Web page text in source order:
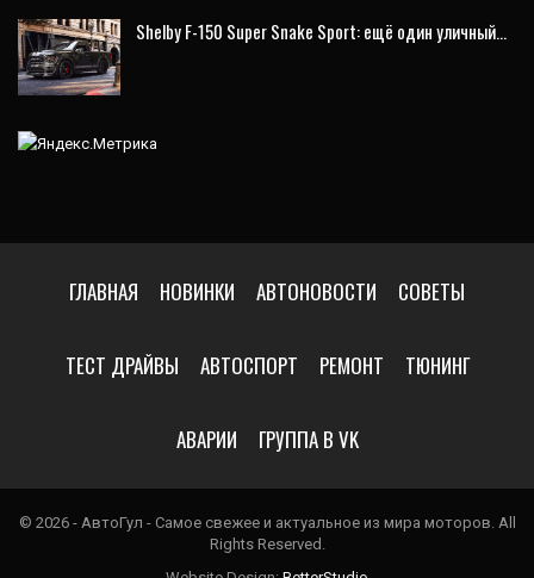
Shelby F-150 Super Snake Sport: ещё один уличный…
ГЛАВНАЯ НОВИНКИ АВТОНОВОСТИ СОВЕТЫ
ТЕСТ ДРАЙВЫ АВТОСПОРТ РЕМОНТ ТЮНИНГ
АВАРИИ ГРУППА В VK
© 2026 - АвтоГул - Самое свежее и актуальное из мира моторов. All
Rights Reserved.